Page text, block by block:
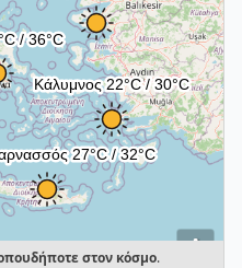
i
στον κόσμο.